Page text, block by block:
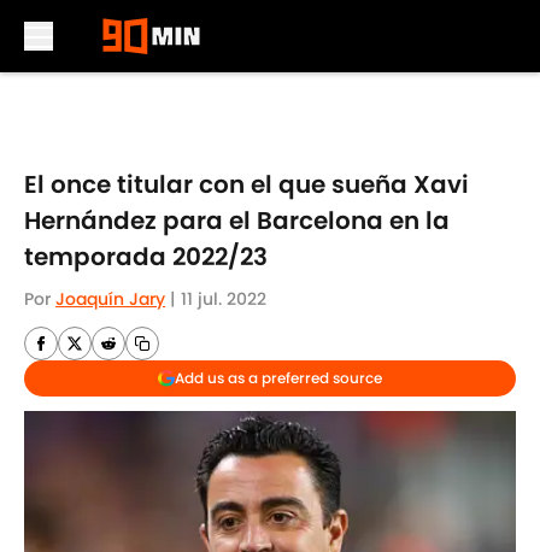
El once titular con el que sueña Xavi
Hernández para el Barcelona en la
temporada 2022/23
Por Joaquín Jary | 11 jul. 2022
Add us as a preferred source